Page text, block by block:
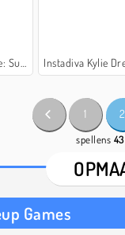
Picnic Instadiva Kylie
1 2
spellens
Games